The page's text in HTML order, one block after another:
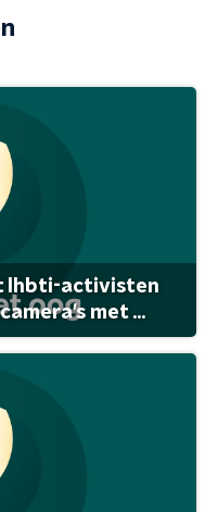
lhbti-activisten
met ...